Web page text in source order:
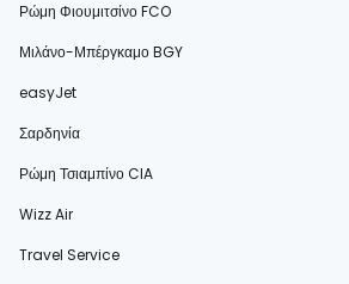
Ρώμη Φιουμιτσίνο FCO
Μιλάνο-Μπέργκαμο BGY
easyJet
Σαρδηνία
Ρώμη Τσιαμπίνο CIA
Wizz Air
Travel Service